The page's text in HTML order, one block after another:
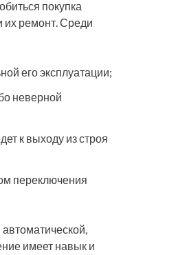
покупка
их ремонт. Среди
его эксплуатации;
неверной
к выходу из строя
переключения
автоматической,
имеет навык и